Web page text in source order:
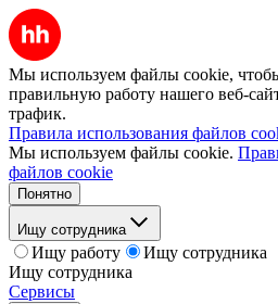
Мы используем файлы cookie,
правильную работу нашего веб-
трафик.
Правила использования файлов
Мы используем файлы cookie.
файлов cookie
Понятно
Ищу сотрудника
Ищу работу
Ищу сотрудника
Ищу сотрудника
Сервисы